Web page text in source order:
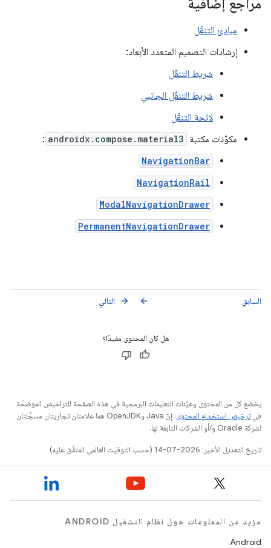
مبادئ التنقّل
إرشادات التصميم المتعدد الأبعاد:
شريط التنقّل
شريط التنقّل الجانبي
لائحة التنقّل
مكوّنات مكتبة androidx.compose.material3
:
NavigationBar
NavigationRail
ModalNavigationDrawer
PermanentNavigationDrawer
السابق arrow_back التالي arrow_forward
هل كان المحتوى مفيدًا؟
يخضع كل من المحتوى وعيّنات التعليمات البرمجية في هذه الصفحة للتراخيص الموضحّة
فيترخيص استخدام المحتوى
. إنّ Java وOpenJDK هما علامتان تجاريتان مسجَّلتان
لشركة Oracle و/أو الشركات التابعة لها.
تاريخ التعديل الأخير: 2026-07-14 (حسب التوقيت العالمي المتفَّق عليه)
مزيد من المعلومات حول نظام التشغيل ANDROID
Android